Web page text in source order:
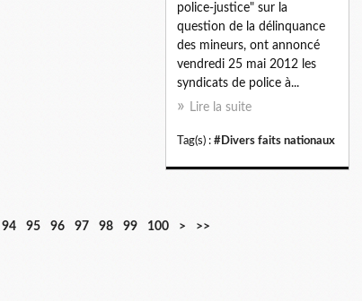
police-justice" sur la
question de la délinquance
des mineurs, ont annoncé
vendredi 25 mai 2012 les
syndicats de police à...
Lire la suite
Tag(s) : #Divers faits nationaux
94 95 96 97 98 99 100 > >>